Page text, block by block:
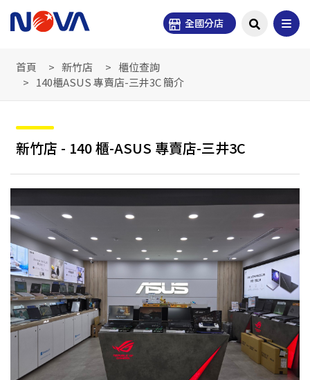
全國分店
首頁 新竹店
櫃位查詢
140櫃ASUS 專賣店-三井3C 簡介
新竹店 - 140 櫃-ASUS 專賣店-三井3C